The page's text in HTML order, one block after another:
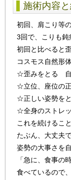
施術内容
初回、肩こり等
3回で、こりも鈍
初回と比べると
コスモス自然形
☆歪みをとる 自
☆立位、座位の正
☆正しい姿勢を
☆全身のストレ
これを続けるこ
たぶん、大丈夫
姿勢の大事さを
「急に、食事の
食べているので